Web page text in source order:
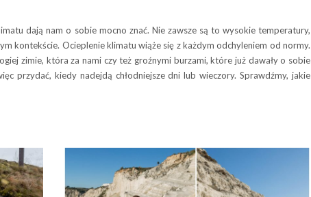
dają nam o sobie mocno znać. Nie zawsze są to wysokie temperatury,
kontekście. Ocieplenie klimatu wiąże się z każdym odchyleniem od normy.
zimie, która za nami czy też groźnymi burzami, które już dawały o sobie
przydać, kiedy nadejdą chłodniejsze dni lub wieczory. Sprawdźmy, jakie